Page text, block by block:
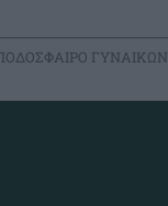
ΓΥΝΑΙΚΩΝ